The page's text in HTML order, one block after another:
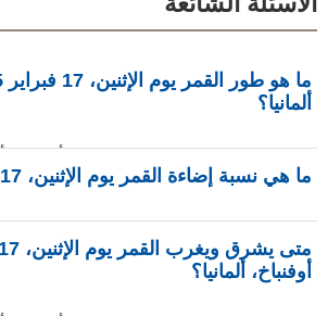
ألمانيا؟
ما هي نسبة إضاءة القمر يوم الإثنين، 17 فبراير 2025؟
لـ phasesmoon.com.
أوفنباخ، ألمانيا؟